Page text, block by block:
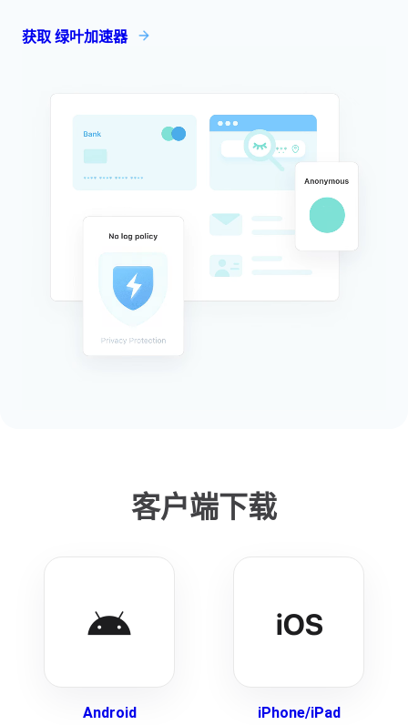
获取 绿叶加速器
客户端下载
Android iPhone/iPad